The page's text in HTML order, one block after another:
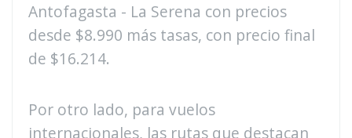
Antofagasta - La Serena con precios
desde $8.990 más tasas, con precio final
de $16.214.
Por otro lado, para vuelos
internacionales, las rutas que destacan